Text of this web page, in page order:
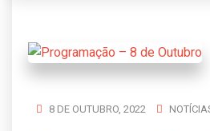
8 DE OUTUBRO, 2022